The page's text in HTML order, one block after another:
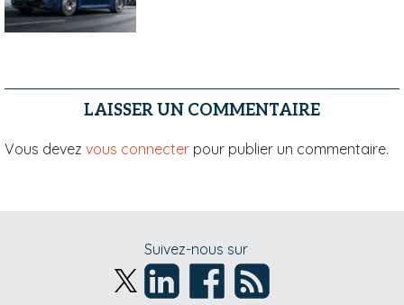
LAISSER UN COMMENTAIRE
Vous devez vous connecter pour publier un commentaire.
Suivez-nous sur